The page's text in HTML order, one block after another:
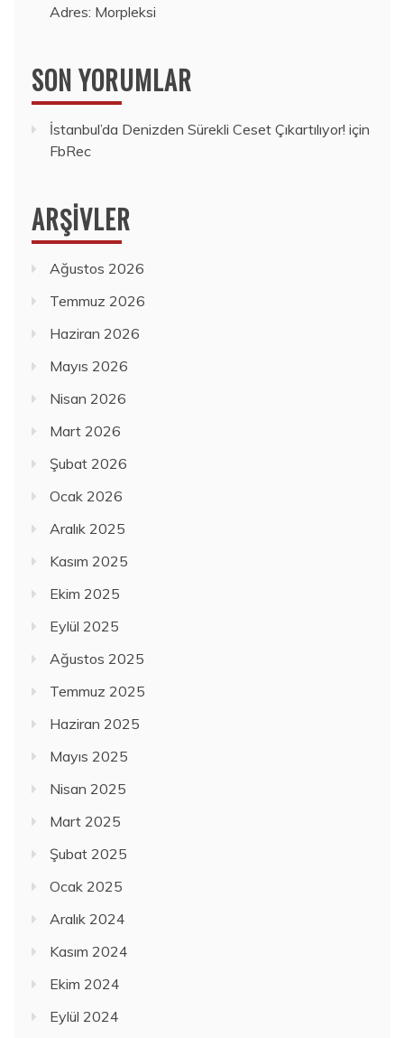
Adres: Morpleksi
SON YORUMLAR
İstanbul’da Denizden Sürekli Ceset Çıkartılıyor! için
FbRec
ARŞIVLER
Ağustos 2026
Temmuz 2026
Haziran 2026
Mayıs 2026
Nisan 2026
Mart 2026
Şubat 2026
Ocak 2026
Aralık 2025
Kasım 2025
Ekim 2025
Eylül 2025
Ağustos 2025
Temmuz 2025
Haziran 2025
Mayıs 2025
Nisan 2025
Mart 2025
Şubat 2025
Ocak 2025
Aralık 2024
Kasım 2024
Ekim 2024
Eylül 2024